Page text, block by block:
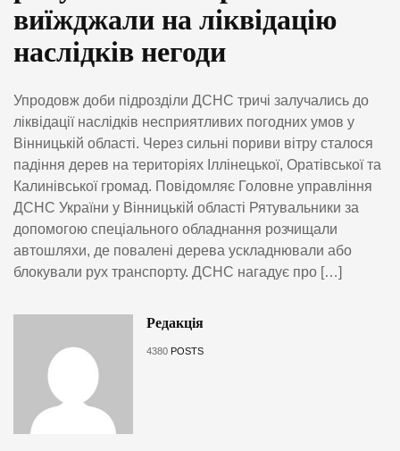
виїжджали на ліквідацію
наслідків негоди
Упродовж доби підрозділи ДСНС тричі залучались до
ліквідації наслідків несприятливих погодних умов у
Вінницькій області. Через сильні пориви вітру сталося
падіння дерев на територіях Іллінецької, Оратівської та
Калинівської громад. Повідомляє Головне управління
ДСНС України у Вінницькій області Рятувальники за
допомогою спеціального обладнання розчищали
автошляхи, де повалені дерева ускладнювали або
блокували рух транспорту. ДСНС нагадує про […]
Редакція
4380 POSTS